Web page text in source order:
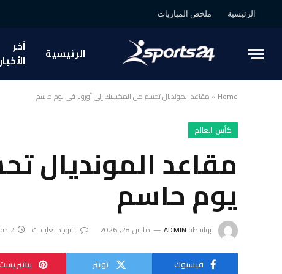
الرئيسية ملخص المباريات
الرئيسية
آخر
الأخبار
Home
» مقاعد المونديال تحسم من المكسيك إلى أوروبا في يوم حاسم
كأس العالم
مقاعد المونديال
يوم حاسم
بواسطة ADMIN مارس 28, 2026 لا توجد تعليقات 2 دقائق
فيسبوك تويتر